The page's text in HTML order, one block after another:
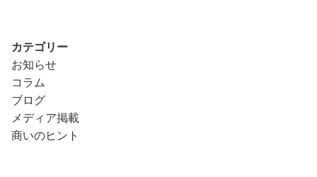
カテゴリー
お知らせ
コラム
ブログ
メディア掲載
商いのヒント